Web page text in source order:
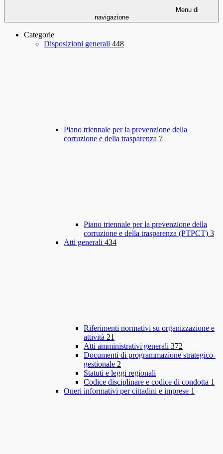
Menu di
navigazione
Categorie
Disposizioni generali 448
Piano triennale per la prevenzione della
corruzione e della trasparenza 7
Piano triennale per la prevenzione della
corruzione e della trasparenza (PTPCT) 3
Atti generali 434
Riferimenti normativi su organizzazione e
attività 21
Atti amministrativi generali 372
Documenti di programmazione strategico-
gestionale 2
Statuti e leggi regionali
Codice disciplinare e codice di condotta 1
Oneri informativi per cittadini e imprese 1